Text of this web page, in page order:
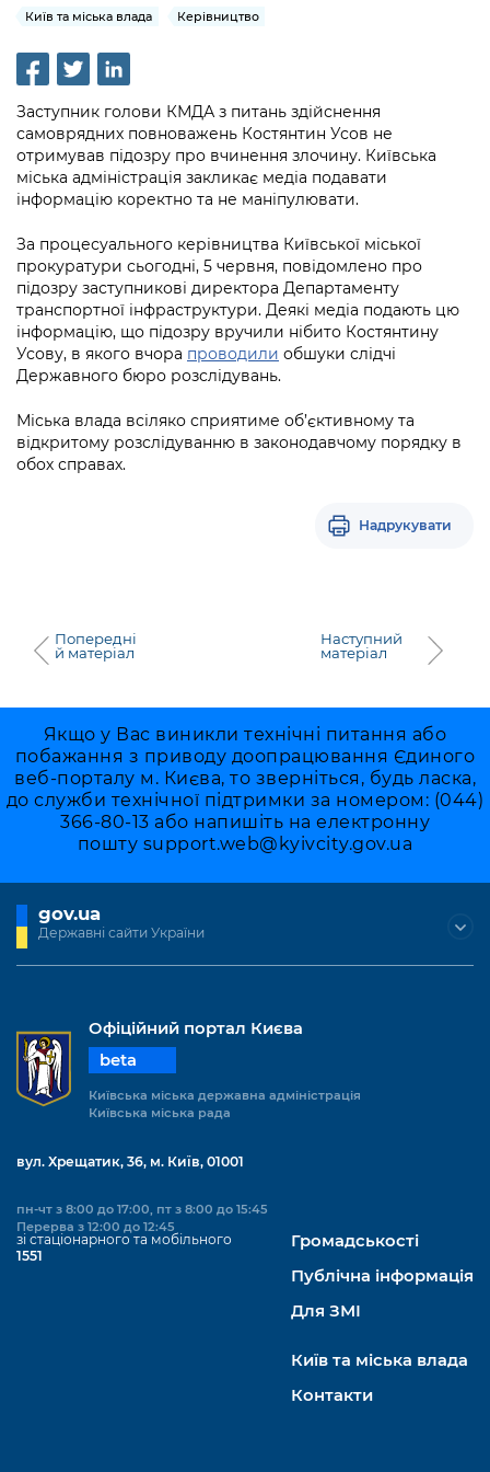
Рішення та розпорядження
Проєкти розпоряджень, що
перебувають на погодженні КМВА
Рішення Київради
Контактна інформація
Вакансії
Статистика
Звернення громадян
Промисловість і наука Києва
Гендерна політика
Київська міська військова адміністрація
Освіта та навчальні заклади
Дороги, транспорт та парковки
Навколишнє середовище міста
Містобудування та земельні ділянки
Культура, спорт, дозвілля
Бізнес та ліцензування
Фінанси та бюджет
Безпека та правопорядок
Ритуальні послуги
Іноземцям / For foreigners
Пам'ятки культурної спадщини
Міський застосунок Київ Цифровий
Важливе під час воєнного стану
Громадська експертиза
Громадський бюджет
Консультації з громадськістю
Громадська рада
Петиції
Відкритий бюджет
Контактний центр
Допомога учасникам АТО
Рада з питань внутрішньо переміщених
осіб при Київській міській військовій
адміністрації
Інформація з обмеженим доступом
Проекти нормативно-правових та
інших актів
Нормативна база
Питання і відповіді про публічну
інформацію
Порядок оскарження рішень, дій чи
бездіяльності розпорядників інформації
публічну інформацію
Інформація для споживачів
Медіагалерея
Підписатися на новини та анонси від
from the KCSA
Порядок акредитації медіа /
Accreditation process
Подати журналістський запит /
Submitting a media request
Зйомки в лікарнях в умовах воєнного
стану / Rules for media coverage of
hospitals at work under martial law
media
Київ та міська влада
Керівництво
Заступник голови КМДА з питань здійснення
самоврядних повноважень Костянтин Усов не
отримував підозру про вчинення злочину. Київська
міська адміністрація закликає медіа подавати
інформацію коректно та не маніпулювати.
За процесуального керівництва Київської міської
прокуратури сьогодні, 5 червня, повідомлено про
підозру заступникові директора Департаменту
транспортної інфраструктури. Деякі медіа подають цю
інформацію, що підозру вручили нібито Костянтину
Усову, в якого вчора проводили обшуки слідчі
Державного бюро розслідувань.
Міська влада всіляко сприятиме об’єктивному та
відкритому розслідуванню в законодавчому порядку в
обох справах.
Надрукувати
Попередні
й матеріал
Наступний
матеріал
Якщо у Вас виникли технічні питання або
побажання з приводу доопрацювання Єдиного
веб-порталу м. Києва, то зверніться, будь ласка,
до служби технічної підтримки за номером: (044)
366-80-13 або напишіть на електронну
пошту support.web@kyivcity.gov.ua
gov.ua
Державні сайти України
Офіційний портал Києва
beta
Київська міська державна адміністрація
Київська міська рада
вул. Хрещатик, 36, м. Київ, 01001
пн-чт з 8:00 до 17:00, пт з 8:00 до 15:45
Перерва з 12:00 до 12:45
зі стаціонарного та мобільного
1551
Громадськості
Публічна інформація
Для ЗМІ
Київ та міська влада
Контакти